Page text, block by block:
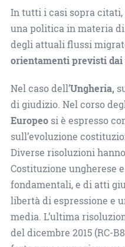
In tutti i casi sopra
una politica in materia
degli attuali flussi
orientamenti previsti dai
Nel caso dell’Ungheria,
di giudizio. Nel corso
Europeosi è espresso
sull’evoluzione
Diverse risoluzioni
Costituzione ungherese
fondamentali, e di atti
libertà di espressione e
media. L’ultima
del dicembre 2015 (RC-­